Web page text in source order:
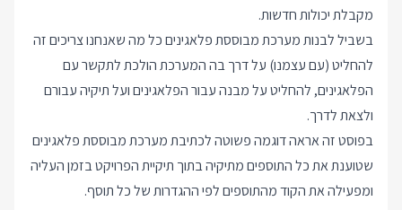
מקבלת יכולות חדשות.
בשביל לבנות מערכת מבוססת פלאגינים כל מה שאנחנו צריכים זה
להחליט (עם עצמנו) על דרך בה המערכת הולכת לתקשר עם
הפלאגינים, להחליט על מבנה עבור הפלאגינים ועל תיקיה עבורם
ולצאת לדרך.
בפוסט זה אראה דוגמה פשוטה לכתיבת מערכת מבוססת פלאגינים
שטוענת את כל התוספים מתיקיה בתוך תיקיית הפרויקט בזמן העליה
ומפעילה את הקוד מהתוספים לפי ההגדרות של כל תוסף.